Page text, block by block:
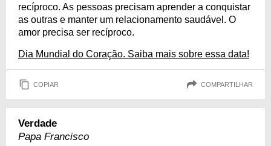
recíproco. As pessoas precisam aprender a conquistar
as outras e manter um relacionamento saudável. O
amor precisa ser recíproco.
Dia Mundial do Coração. Saiba mais sobre essa data!
COPIAR COMPARTILHAR
Verdade
Papa Francisco